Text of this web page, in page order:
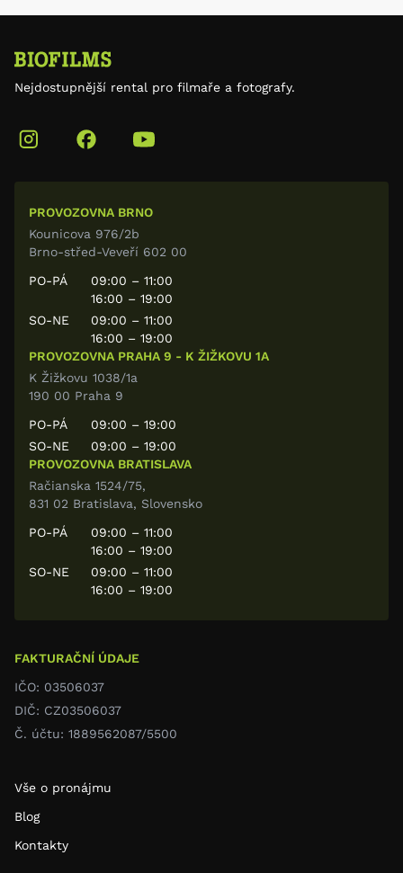
Nejdostupnější rental pro filmaře a fotografy.
Vše o pronájmu
Blog
Kontakty
FAKTURAČNÍ ÚDAJE
IČO: 03506037
DIČ: CZ03506037
Č. účtu: 1889562087/5500
PROVOZOVNA BRNO
Kounicova 976/2b
Brno-střed-Veveří 602 00
PO-PÁ
09:00 – 11:00
16:00 – 19:00
SO-NE
09:00 – 11:00
16:00 – 19:00
PROVOZOVNA PRAHA 9 - K ŽIŽKOVU 1A
K Žižkovu 1038/1a
190 00 Praha 9
PO-PÁ
09:00 – 19:00
SO-NE
09:00 – 19:00
PROVOZOVNA BRATISLAVA
Račianska 1524/75,
831 02 Bratislava, Slovensko
PO-PÁ
09:00 – 11:00
16:00 – 19:00
SO-NE
09:00 – 11:00
16:00 – 19:00